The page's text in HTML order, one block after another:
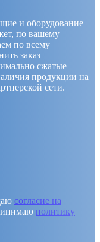
и оборудование
по вашему
по всему
заказ
сжатые
продукции на
сети.
согласие на
политику